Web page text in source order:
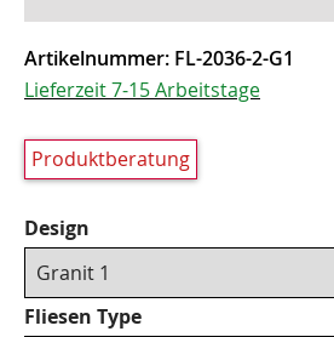
Artikelnummer: FL-2036-2-G1
Lieferzeit 7-15 Arbeitstage
Produktberatung
Design
Fliesen Type